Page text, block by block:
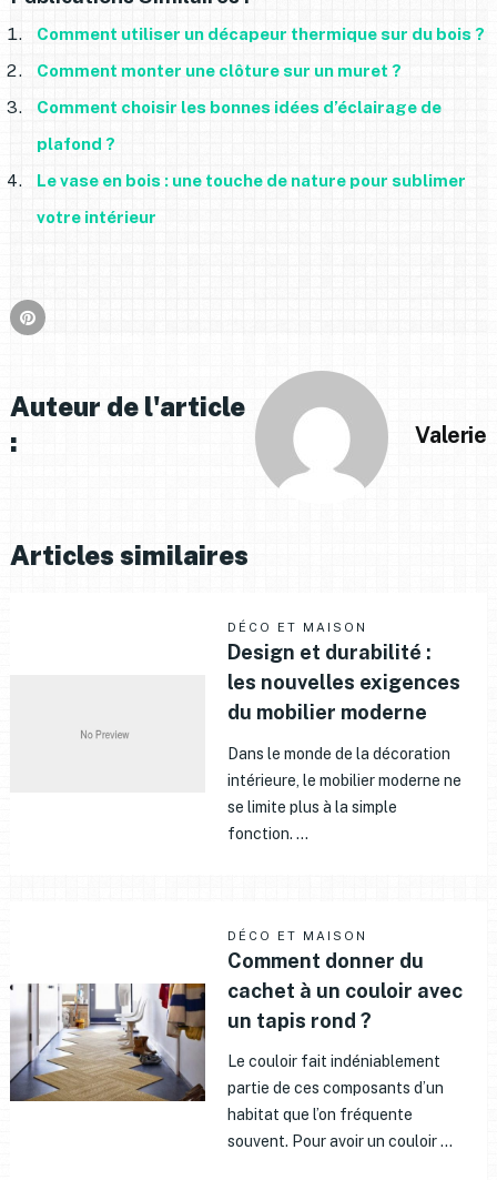
Comment utiliser un décapeur thermique sur du bois ?
Comment monter une clôture sur un muret ?
Comment choisir les bonnes idées d’éclairage de
plafond ?
Le vase en bois : une touche de nature pour sublimer
votre intérieur
Auteur de l'article
:
Valerie
Articles similaires
DÉCO ET MAISON
Design et durabilité :
les nouvelles exigences
du mobilier moderne
Dans le monde de la décoration
intérieure, le mobilier moderne ne
se limite plus à la simple
fonction. …
DÉCO ET MAISON
Comment donner du
cachet à un couloir avec
un tapis rond ?
Le couloir fait indéniablement
partie de ces composants d’un
habitat que l’on fréquente
souvent. Pour avoir un couloir …